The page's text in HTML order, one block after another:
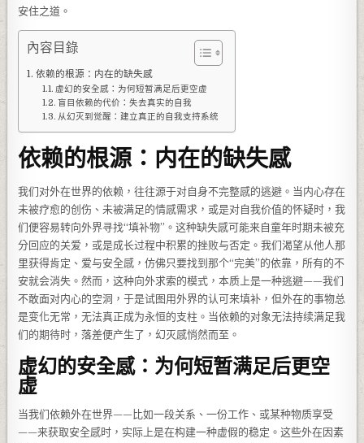
安住之道。
內容目錄
依赖的根源：内在的缺失感
虚幻的安全感：为何短暂满足后更空虚
盲目依赖的代价：失去真实的自我
从幻灭到觉醒：建立真正的自我支持系统
依赖的根源：内在的缺失感
我们对外在世界的依赖，往往源于对自身不完整感的逃避。当内心存在
未被疗愈的创伤、未被满足的情感需求，或是对自我价值的怀疑时，我
们便容易转向外界寻找“填补物”。这种缺失感可能来自童年时期未被充
分回应的关爱，或是成长过程中积累的挫败与否定。我们渴望从他人那
里获得肯定、爱与安全感，仿佛只要找到那个“完美”的依靠，所有的不
安就会消失。然而，这种向外求索的模式，本质上是一种逃避——我们
不敢面对内心的空洞，于是试图用外界的认可来填补，但外在的事物总
是变化无常，无法真正成为永恒的支柱。当依赖的对象无法持续满足我
们的期待时，落差便产生了，幻灭感悄然而至。
虚幻的安全感：为何短暂满足后更空
虚
当我们依赖外在世界——比如一段关系、一份工作、或某种物质享受
——来获取安全感时，实际上是在构建一种虚假的稳定。这些外在因素